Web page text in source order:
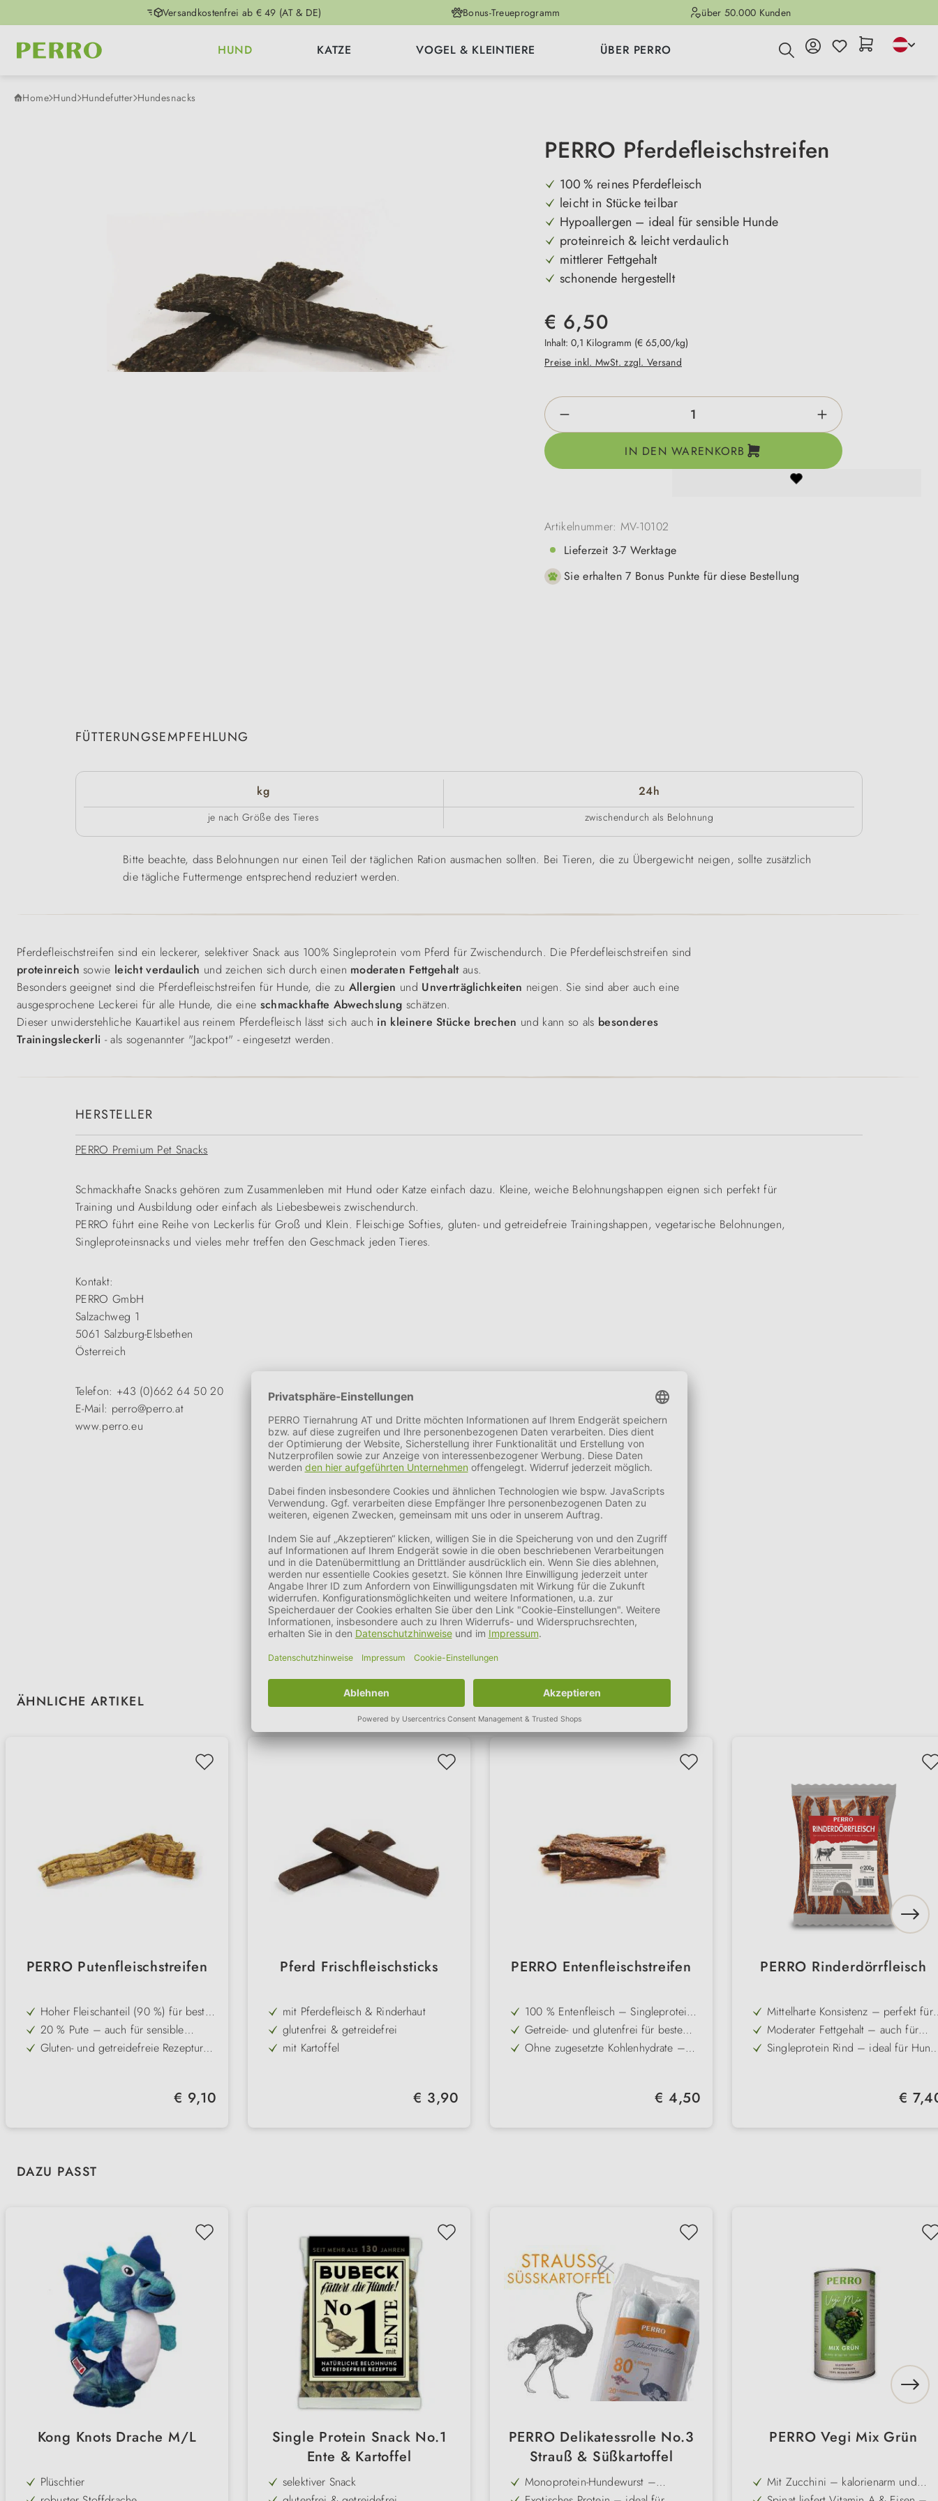
Zur Hauptnavigation springenVersandkostenfrei ab € 49 (AT & DE) Bonus-Treueprogramm über 50.000 Kunden
HUND KATZE VOGEL & KLEINTIERE ÜBER PERRO
Home Hund Hundefutter Hundesnacks
PERRO Pferdefleischstreifen
100 % reines Pferdefleisch
leicht in Stücke teilbar
Hypoallergen – ideal für sensible Hunde
proteinreich & leicht verdaulich
mittlerer Fettgehalt
schonende hergestellt
€ 6,50
Inhalt: 0,1 Kilogramm (€ 65,00/kg)
Preise inkl. MwSt. zzgl. Versand
Produkt Anzahl: Gib den gewünschten Wert ein oder
IN DEN WARENKORB
Artikelnummer: MV-10102
Lieferzeit 3-7 Werktage
Sie erhalten 7 Bonus Punkte für diese Bestellung
FÜTTERUNGSEMPFEHLUNG
kg 24h
je nach Größe des Tieres zwischendurch als Belohnung
Bitte beachte, dass Belohnungen nur einen Teil der täglichen Ration ausmachen sollten. Bei Tieren, die zu Übergewicht neigen, sollte zusätzlich
die tägliche Futtermenge entsprechend reduziert werden.
Pferdefleischstreifen sind ein leckerer, selektiver Snack aus 100% Singleprotein vom Pferd für Zwischendurch. Die Pferdefleischstreifen sind
proteinreichsowie leicht verdaulich und zeichen sich durch einen moderaten Fettgehaltaus.
Besonders geeignet sind die Pferdefleischstreifen für Hunde, die zu Allergien und Unverträglichkeiten neigen. Sie sind aber auch eine
ausgesprochene Leckerei für alle Hunde, die eine schmackhafte Abwechslung schätzen.
Dieser unwiderstehliche Kauartikel aus reinem Pferdefleisch lässt sich auch in kleinere Stücke brechen und kann so als besonderes
Trainingsleckerli - als sogenannter "Jackpot" - eingesetzt werden.
HERSTELLER
PERRO Premium Pet Snacks
Schmackhafte Snacks gehören zum Zusammenleben mit Hund oder Katze einfach dazu. Kleine, weiche Belohnungshappen eignen sich perfekt für
Training und Ausbildung oder einfach als Liebesbeweis zwischendurch.
PERRO führt eine Reihe von Leckerlis für Groß und Klein. Fleischige Softies, gluten- und getreidefreie Trainingshappen, vegetarische Belohnungen,
Singleproteinsnacks und vieles mehr treffen den Geschmack jeden Tieres.
Kontakt:
PERRO GmbH
Salzachweg 1
5061 Salzburg-Elsbethen
Österreich
Telefon: +43 (0)662 64 50 20
E-Mail: perro@perro.at
www.perro.eu
Produktgalerie überspringen
ÄHNLICHE ARTIKEL
PERRO Putenfleischstreifen
Hoher Fleischanteil (90 %) für besten
Geschmack und hohe Akzeptanz
20 % Pute – auch für sensible
Hunde geeignet
Gluten- und getreidefreie Rezeptur
Regulärer Preis:
€ 9,10
Pferd Frischfleischsticks
mit Pferdefleisch & Rinderhaut
glutenfrei & getreidefrei
mit Kartoffel
Regulärer Preis:
€ 3,90
PERRO Entenfleischstreifen
100 % Entenfleisch – Singleprotein
für Allergiker geeignet
Getreide- und glutenfrei für beste
Verträglichkeit
Ohne zugesetzte Kohlenhydrate –
Regulärer Preis:
€ 4,50
PERRO Rinderdörrfleisch
Mittelharte Konsistenz – perfekt für
Welpen im Zahnwechsel und zur
Gebisspflege
Moderater Fettgehalt – auch für
Hunde geeignet, die zu
neige
Singleprotein Rind – ideal für
intensiven Fleischgeschmack
Ohne Getreide, Gluten - perfekt bei
€
Produktgalerie überspringen
DAZU PASST
Kong Knots Drache M/L
Plüschtier
Single Protein Snack No.1
Ente & Kartoffel
selektiver Snack
PERRO Delikatessrolle No.3
Strauß & Süßkartoffel
Monoprotein-Hundewurst –
ausschließlich aus hochwertigem
PERRO Vegi Mix Grün
Mit Zucchini – kalorienarm und
reich an Folsäure sowie Vitamin C